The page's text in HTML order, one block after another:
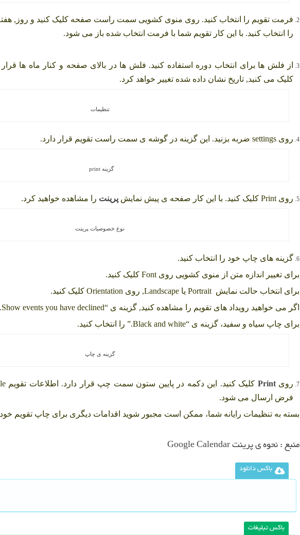
فرمت تقویم را انتخاب کنید. روی منوی کشویی سمت راست صفحه کلیک کنید و روز,
را انتخاب کنید. با این کار تقویم شما با فرمت انتخاب شده باز می شود.
از فلش ها برای انتخاب دوره استفاده کنید. فلش ها در بالای صفحه و کنار ماه ها
کلیک می کنید, تاریخ نشان داده شده تغییر خواهد کرد.
تنظیمات
روی settings ضربه بزنید. این گزینه در گوشه ی سمت راست تقویم قرار دارد.
گزینه print
روی Print کلیک کنید. با این کار صفحه ی پیش نمایش پرینت را مشاهده خواهید کرد.
نوع خصوصیات پرینت
گزینه های چاپ خود را انتخاب کنید.
برای تغییر اندازه متن از منوی کشویی روی Font کلیک کنید.
برای انتخاب حالت نمایش Portrait یا Landscape, روی Orientation کلیک کنید.
اگر می خواهید رویداد های تقویم را مشاهده کنید, گزینه ی “Show events you have declined.” را علامت بزنید.
برای چاپ سیاه و سفید، گزینه ی “Black and white.” را انتخاب کنید.
گزینه ی چاپ
رویPrint
فرض ارسال می شود.
بسته به تنظیمات رایانه شما، ممکن است مجبور شوید اقدامات دیگری برای چاپ تقویم خود
منبع : نحوه ی پرینت Google Calendar
باکس دانلود
باکس تبلیغات